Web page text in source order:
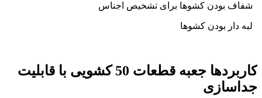
شفاف بودن کشوها برای تشخیص اجناس
لبه دار بودن کشوها
کاربردها جعبه قطعات 50 کشویی با قابلیت
جداسازی